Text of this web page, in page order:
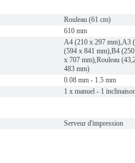
Rouleau (61 cm)
610 mm
A4 (210 x 297 mm),A3
(594 x 841 mm),B4
x 707 mm),Rouleau
483 mm)
0.08 mm - 1.5 mm
1 x manuel - 1
Serveur d'impression